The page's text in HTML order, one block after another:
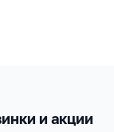
и акции